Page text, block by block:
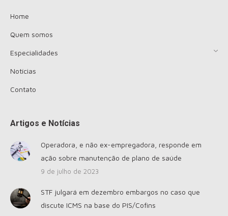
Home
Quem somos
Especialidades
Notícias
Contato
Artigos e Notícias
Operadora, e não ex-empregadora, responde em
ação sobre manutenção de plano de saúde
9 de julho de 2023
STF julgará em dezembro embargos no caso que
discute ICMS na base do PIS/Cofins